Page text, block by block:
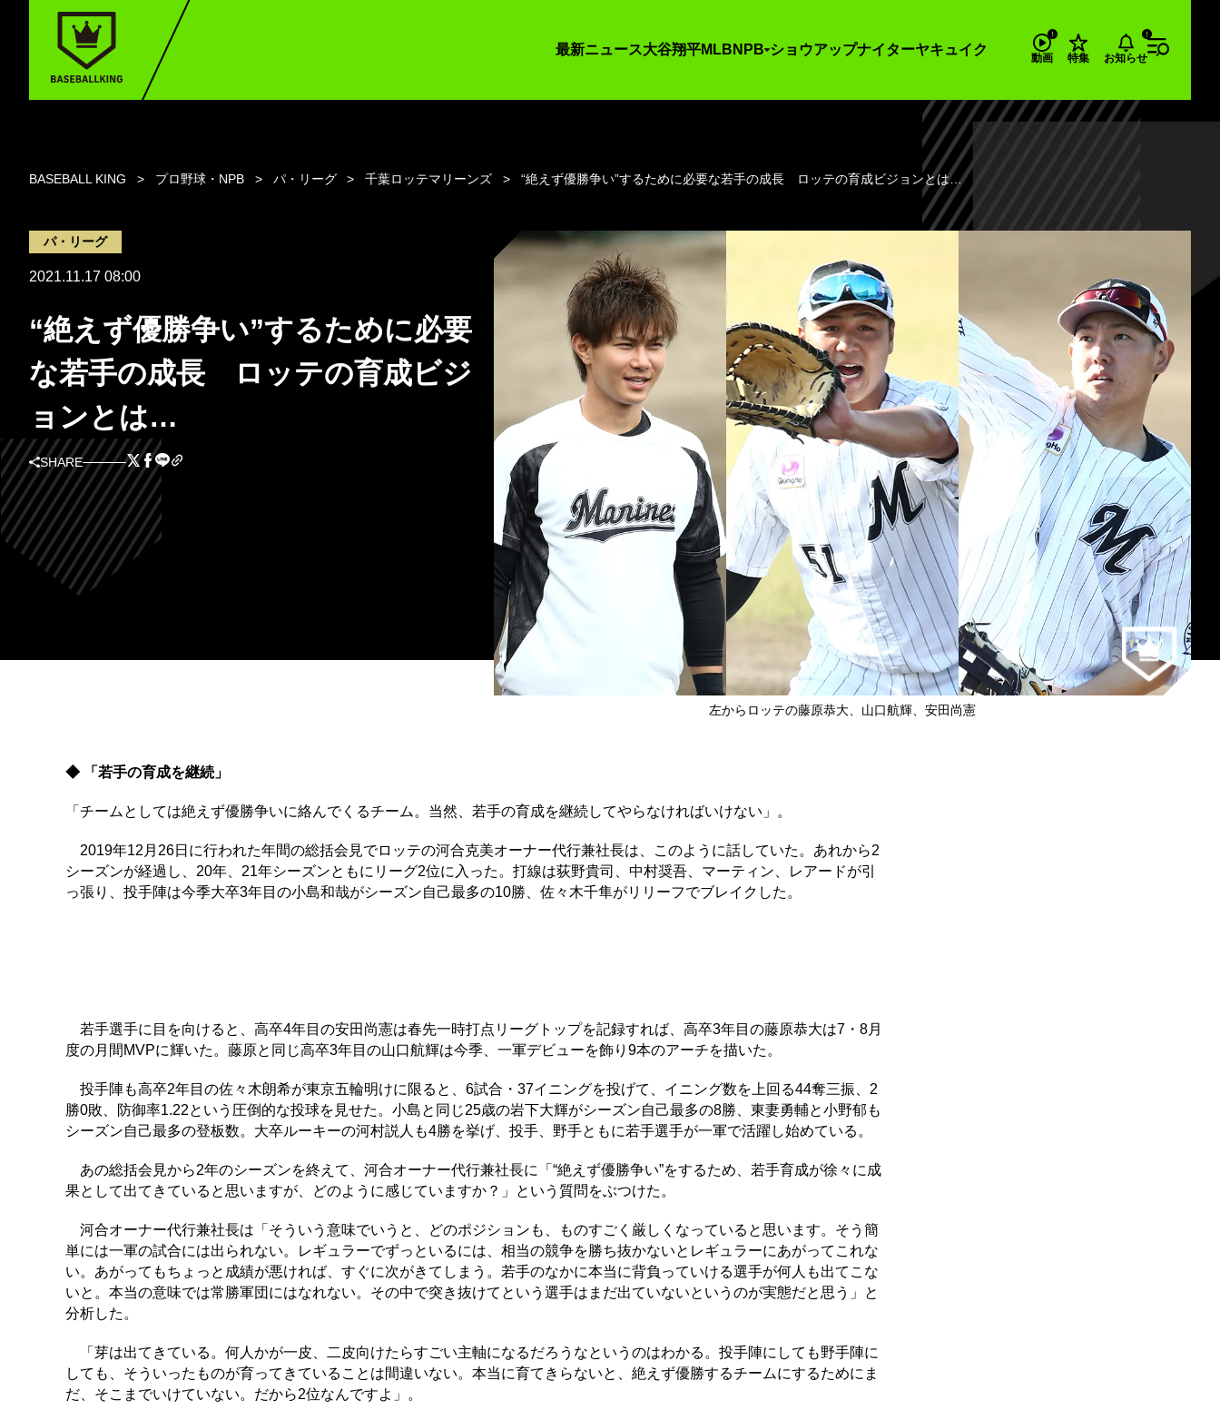
最新ニュース大谷翔平MLB NPB ショウアップナイターヤキュイク
動画 特集 お知らせ
BASEBALL KING プロ野球・NPB パ・リーグ 千葉ロッテマリーンズ “絶えず優勝争い”するために必要な若手の成長 ロッテの育成ビジョンとは…
パ・リーグ
2021.11.17 08:00
“絶えず優勝争い”するために必要
な若手の成長 ロッテの育成ビジ
ョンとは…
SHARE
左からロッテの藤原恭大、山口航輝、安田尚憲
◆ 「若手の育成を継続」
「チームとしては絶えず優勝争いに絡んでくるチーム。当然、若手の育成を継続してやらなければいけない」。
2019年12月26日に行われた年間の総括会見でロッテの河合克美オーナー代行兼社長は、このように話していた。あれから2
シーズンが経過し、20年、21年シーズンともにリーグ2位に入った。打線は荻野貴司、中村奨吾、マーティン、レアードが引
っ張り、投手陣は今季大卒3年目の小島和哉がシーズン自己最多の10勝、佐々木千隼がリリーフでブレイクした。
若手選手に目を向けると、高卒4年目の安田尚憲は春先一時打点リーグトップを記録すれば、高卒3年目の藤原恭大は7・8月
度の月間MVPに輝いた。藤原と同じ高卒3年目の山口航輝は今季、一軍デビューを飾り9本のアーチを描いた。
投手陣も高卒2年目の佐々木朗希が東京五輪明けに限ると、6試合・37イニングを投げて、イニング数を上回る44奪三振、2
勝0敗、防御率1.22という圧倒的な投球を見せた。小島と同じ25歳の岩下大輝がシーズン自己最多の8勝、東妻勇輔と小野郁も
シーズン自己最多の登板数。大卒ルーキーの河村説人も4勝を挙げ、投手、野手ともに若手選手が一軍で活躍し始めている。
あの総括会見から2年のシーズンを終えて、河合オーナー代行兼社長に「“絶えず優勝争い”をするため、若手育成が徐々に成
果として出てきていると思いますが、どのように感じていますか？」という質問をぶつけた。
河合オーナー代行兼社長は「そういう意味でいうと、どのポジションも、ものすごく厳しくなっていると思います。そう簡
単には一軍の試合には出られない。レギュラーでずっといるには、相当の競争を勝ち抜かないとレギュラーにあがってこれな
い。あがってもちょっと成績が悪ければ、すぐに次がきてしまう。若手のなかに本当に背負っていける選手が何人も出てこな
いと。本当の意味では常勝軍団にはなれない。その中で突き抜けてという選手はまだ出ていないというのが実態だと思う」と
分析した。
「芽は出てきている。何人かが一皮、二皮向けたらすごい主軸になるだろうなというのはわかる。投手陣にしても野手陣に
しても、そういったものが育ってきていることは間違いない。本当に育てきらないと、絶えず優勝するチームにするためにま
だ、そこまでいけていない。だから2位なんですよ」。